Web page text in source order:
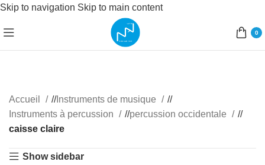
Skip to navigation Skip to main content
0
Accueil / Instruments de musique
/
Instruments à percussion
/ percussion occidentale
/
caisse claire
Show sidebar